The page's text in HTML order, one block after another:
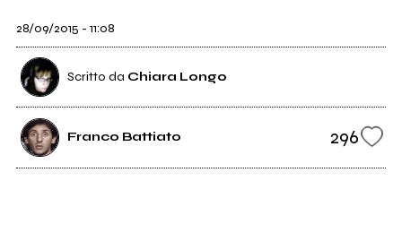
28/09/2015 - 11:08
Scritto da Chiara Longo
Franco Battiato 296